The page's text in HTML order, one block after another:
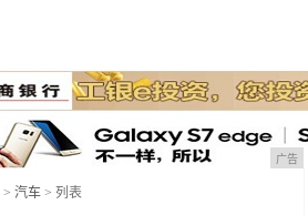
广告
>汽车 > 列表